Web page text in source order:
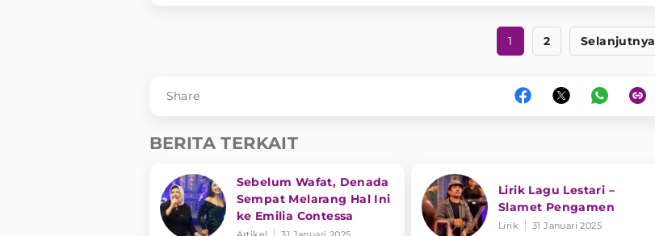
1 2 Selanjutnya
Share
BERITA TERKAIT
Sebelum Wafat, Denada
Sempat Melarang Hal Ini
ke Emilia Contessa
Lirik Lagu Lestari –
Slamet Pengamen
Lirik 31 Januari 2025